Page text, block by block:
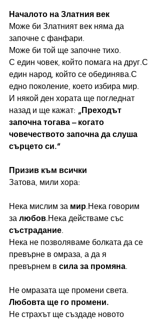
Началото на Златния век
Може би Златният век няма да
започне с фанфари.
Може би той ще започне тихо.
С един човек, който помага на друг.С
един народ, който се обединява.С
едно поколение, което избира мир.
И някой ден хората ще погледнат
назад и ще кажат: „Преходът
започна тогава – когато
човечеството започна да слуша
сърцето си.“
Призив към всички
Затова, мили хора:
Нека мислим за мир.Нека говорим
за любов.Нека действаме със
състрадание.
Нека не позволяваме болката да се
превърне в омраза, а да я
превърнем в сила за промяна.
Не омразата ще промени света.
Любовта ще го промени.
Не страхът ще създаде новото